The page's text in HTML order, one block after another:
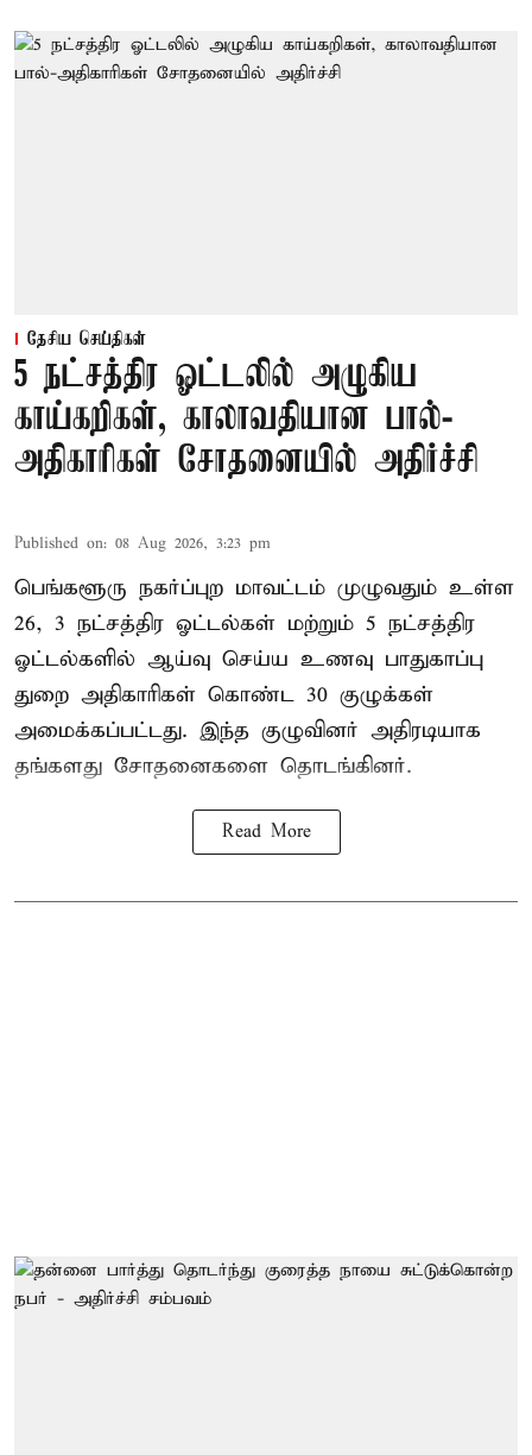
தேசிய செய்திகள்
5 நட்சத்திர ஓட்டலில் அழுகிய
காய்கறிகள், காலாவதியான பால்-
அதிகாரிகள் சோதனையில் அதிர்ச்சி
Published on: 08 Aug 2026, 3:23 pm
பெங்களூரு நகர்ப்புற மாவட்டம் முழுவதும் உள்ள
26, 3 நட்சத்திர ஓட்டல்கள் மற்றும் 5 நட்சத்திர
ஓட்டல்களில் ஆய்வு செய்ய உணவு பாதுகாப்பு
துறை அதிகாரிகள் கொண்ட 30 குழுக்கள்
அமைக்கப்பட்டது. இந்த குழுவினர் அதிரடியாக
தங்களது சோதனைகளை தொடங்கினர்.
Read More